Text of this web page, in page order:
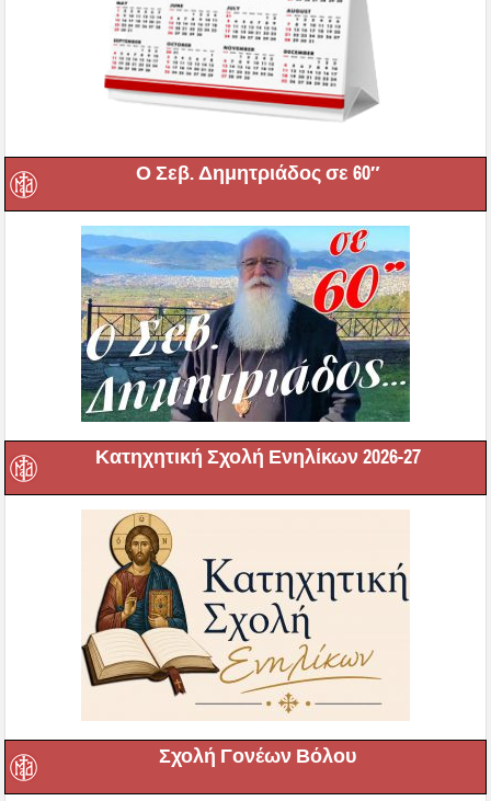
Ο Σεβ. Δημητριάδος σε 60″
Κατηχητική Σχολή Ενηλίκων 2026-27
Σχολή Γονέων Βόλου